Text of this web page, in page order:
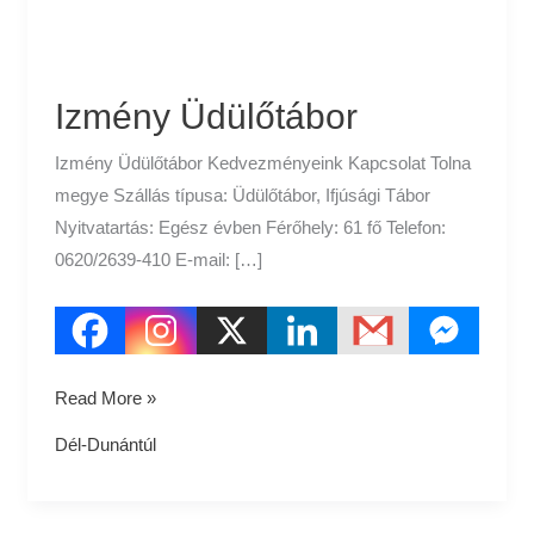
Izmény Üdülőtábor
Izmény Üdülőtábor Kedvezményeink Kapcsolat Tolna
megye Szállás típusa: Üdülőtábor, Ifjúsági Tábor
Nyitvatartás: Egész évben Férőhely: 61 fő Telefon:
0620/2639-410 E-mail: […]
Read More »
Dél-Dunántúl